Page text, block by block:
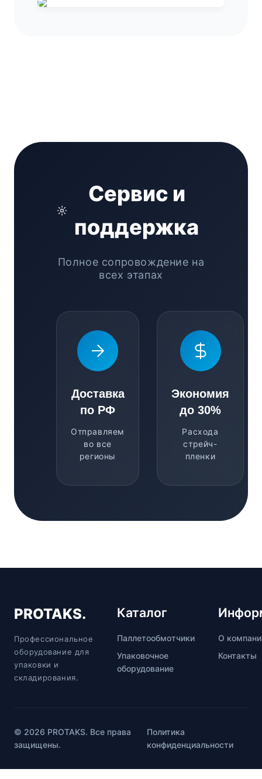
Сервис и
поддержка
Полное сопровождение на
всех этапах
Доставка
по РФ
Отправляем
во все
регионы
Экономия
до 30%
Расхода
стрейч-
пленки
PROTAKS.
Профессиональное
оборудование для
упаковки и
складирования.
Каталог
Паллетообмотчики
Упаковочное
оборудование
О
Контакты
© 2026 PROTAKS. Все права
защищены.
Политика
конфиденциальности